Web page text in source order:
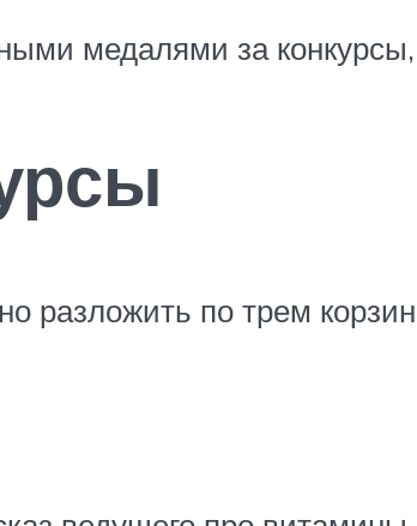
медалями за
разложить по трем